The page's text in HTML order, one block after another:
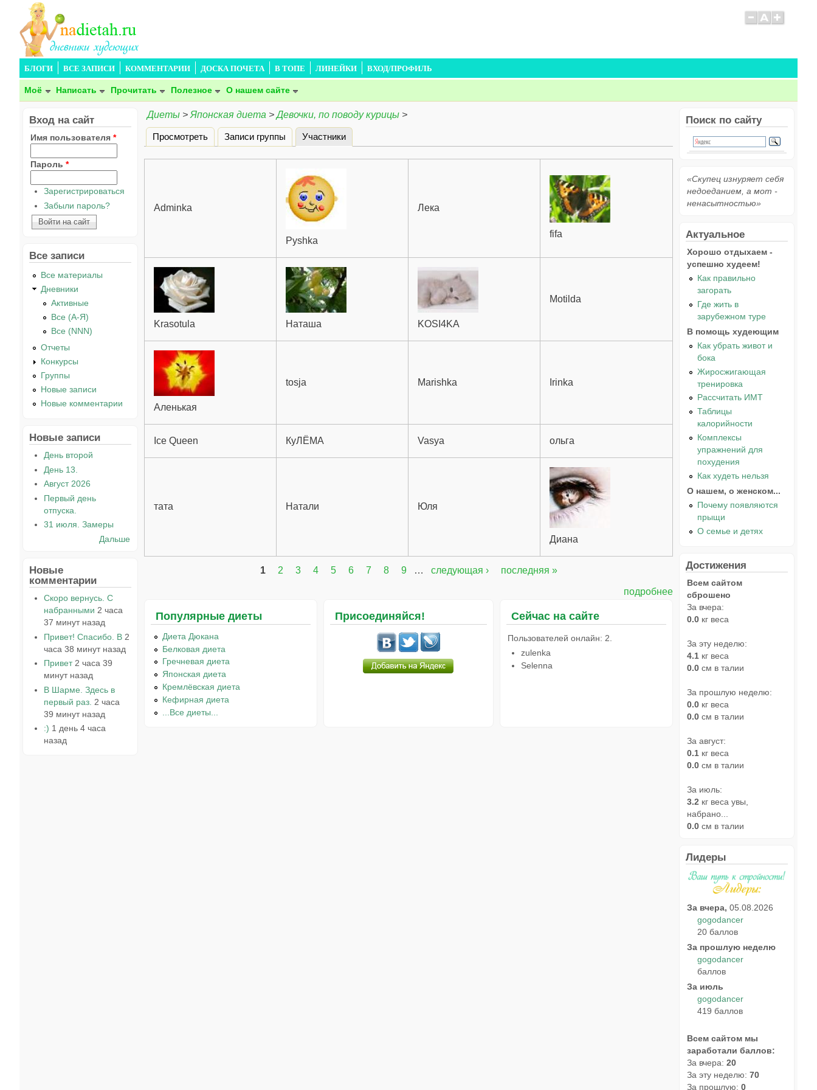
БЛОГИ ВСЕ ЗАПИСИ КОММЕНТАРИИ ДОСКА ПОЧЕТА В ТОПЕ ЛИНЕЙКИ ВХОД/ПРОФИЛЬ
Моё Написать Прочитать Полезное О нашем сайте
Диеты > Японская диета >Девочки, по поводу курицы >
Главные вкладки
Просмотреть Записи группы Участники
Adminka
Pyshka
Лека
fifa
Krasotula Наташа KOSI4KA
Motilda
Аленькая
tosja Marishka Irinka
Ice Queen КуЛЁМА Vasya ольга
тата Натали Юля
Диана
1 2 3 4 5 6 7 8 9 … следующая › последняя »
подробнее
Популярные диеты
Диета Дюкана
Белковая диета
Гречневая диета
Японская диета
Кремлёвская диета
Кефирная диета
...Все диеты...
Присоединяйся! Сейчас на сайте
Пользователей онлайн: 2.
zulenka
Selenna
Вход на сайт
Имя пользователя *
Пароль *
Зарегистрироваться
Забыли пароль?
Все записи
Все материалы
Дневники
Активные
Все (А-Я)
Все (NNN)
Отчеты
Конкурсы
Группы
Новые записи
Новые комментарии
Новые записи
День второй
День 13.
Август 2026
Первый день
отпуска.
31 июля. Замеры
Дальше
Новые
комментарии
Скоро вернусь. С
набранными 2 часа
37 минут назад
Привет! Спасибо. В 2
часа 38 минут назад
Привет 2 часа 39
минут назад
В Шарме. Здесь в
первый раз. 2 часа
39 минут назад
:) 1 день 4 часа
назад
Поиск по сайту
«Скупец изнуряет себя
недоеданием, а мот -
ненасытностью»
Актуальное
Хорошо отдыхаем -
успешно худеем!
Как правильно
загорать
Где жить в
зарубежном туре
В помощь худеющим
Как убрать живот и
бока
Жиросжигающая
тренировка
Рассчитать ИМТ
Таблицы
калорийности
Комплексы
упражнений для
похудения
Как худеть нельзя
О нашем, о женском...
Почему появляются
прыщи
О семье и детях
Достижения
Всем сайтом
сброшено
За вчера:
0.0 кг веса
За эту неделю:
4.1 кг веса
0.0 см в талии
За прошлую неделю:
0.0 кг веса
0.0 см в талии
За август:
0.1 кг веса
0.0 см в талии
За июль:
3.2 кг веса увы,
набрано...
0.0 см в талии
Лидеры
За вчера, 05.08.2026
gogodancer
20 баллов
За прошлую неделю
gogodancer
баллов
За июль
gogodancer
419 баллов
Всем сайтом мы
заработали баллов:
За вчера: 20
За эту неделю: 70
За прошлую: 0